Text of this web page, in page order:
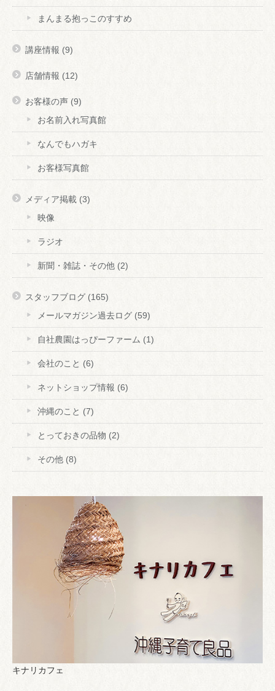
まんまる抱っこのすすめ
講座情報 (9)
店舗情報 (12)
お客様の声 (9)
お名前入れ写真館
なんでもハガキ
お客様写真館
メディア掲載 (3)
映像
ラジオ
新聞・雑誌・その他 (2)
スタッフブログ (165)
メールマガジン過去ログ (59)
自社農園はっぴーファーム (1)
会社のこと (6)
ネットショップ情報 (6)
沖縄のこと (7)
とっておきの品物 (2)
その他 (8)
キナリカフェ